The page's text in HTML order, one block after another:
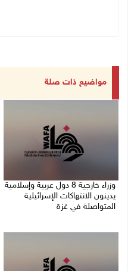
مواضيع ذات صلة
وزراء خارجية 8 دول عربية وإسلامية
يدينون الانتهاكات الإسرائيلية
المتواصلة في غزة